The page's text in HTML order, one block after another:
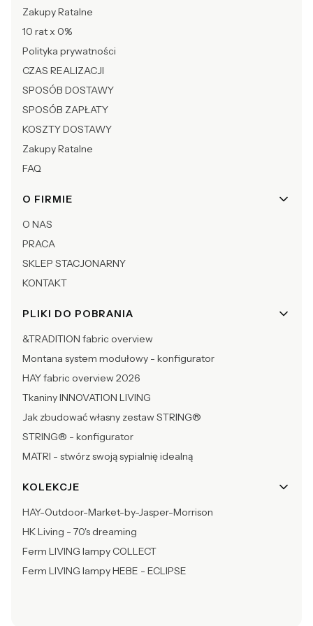
Zakupy Ratalne
10 rat x 0%
Polityka prywatności
CZAS REALIZACJI
SPOSÓB DOSTAWY
SPOSÓB ZAPŁATY
KOSZTY DOSTAWY
Zakupy Ratalne
FAQ
O FIRMIE
O NAS
PRACA
SKLEP STACJONARNY
KONTAKT
PLIKI DO POBRANIA
&TRADITION fabric overview
Montana system modułowy - konfigurator
HAY fabric overview 2026
Tkaniny INNOVATION LIVING
Jak zbudować własny zestaw STRING®
STRING® - konfigurator
MATRI - stwórz swoją sypialnię idealną
KOLEKCJE
HAY-Outdoor-Market-by-Jasper-Morrison
HK Living - 70's dreaming
Ferm LIVING lampy COLLECT
Ferm LIVING lampy HEBE - ECLIPSE